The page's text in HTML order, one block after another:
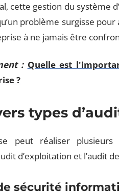
cette gestion du système
problème surgisse pour
à ne jamais être
: Quelle est
?
types
peut réaliser plusieurs
d’exploitation et l’audit
sécurité